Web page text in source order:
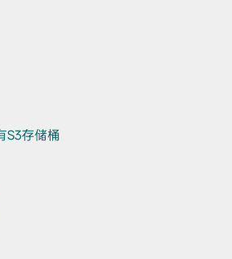
S3存储桶